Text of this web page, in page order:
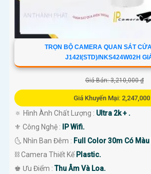
hàng quan tâm đến sản phẩm Camera
TRỌN BỘ CAMERA QUAN SÁT
J142I(STD)/NKS424W02H
Giá Bán: 3,210,000 ₫
Giá Khuyến Mại:
🔅 Hình Ành Chất Lượng : Ultra 2k + .
⚜️ Công Nghệ :
IP Wifi.
🌜 Nhìn Ban Đêm : Full Color 30m Có
⛓ Camera Thiết Kế Plastic.
️♚ Ưu Điểm :Thu Âm Và Loa.